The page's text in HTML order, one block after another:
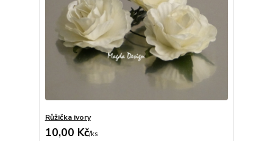
Růžička ivory
10,00 Kč/ks